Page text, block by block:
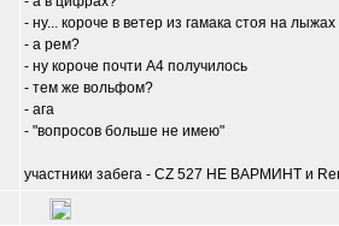
- ну... короче в ветер из гамака стоя на
- а рем?
- ну короче почти А4 получилось
- тем же вольфом?
- ага
- "вопросов больше не имею"
участники забега - CZ 527 НЕ ВАРМИНТ и